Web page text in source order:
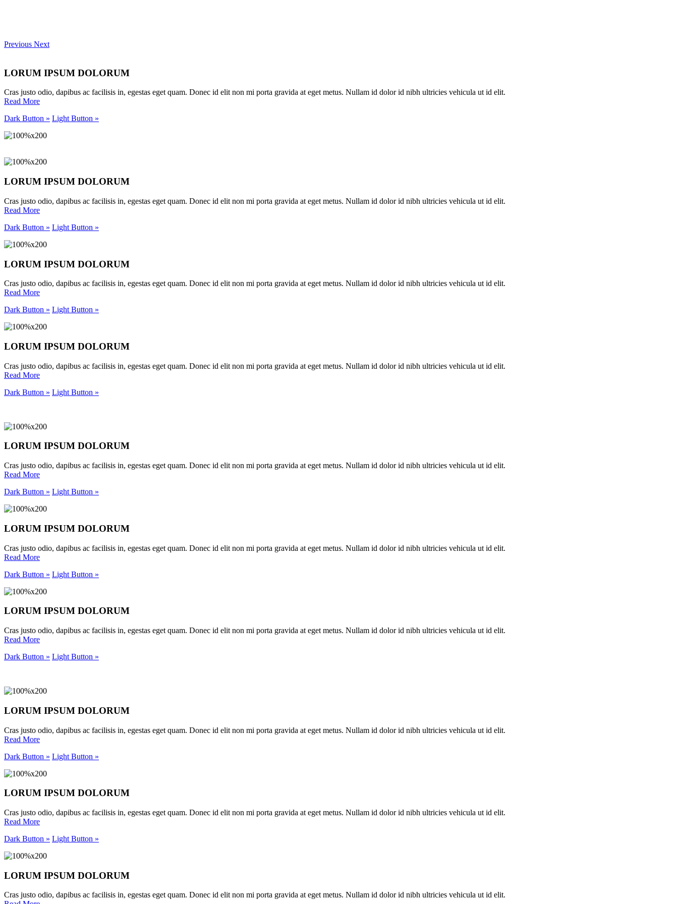
Previous Next
LORUM IPSUM DOLORUM
Cras justo odio, dapibus ac facilisis in, egestas eget quam. Donec id elit non mi porta gravida at eget metus. Nullam id dolor id nibh ultricies vehicula ut id elit.
Read More
Dark Button » Light Button »
LORUM IPSUM DOLORUM
Cras justo odio, dapibus ac facilisis in, egestas eget quam. Donec id elit non mi porta gravida at eget metus. Nullam id dolor id nibh ultricies vehicula ut id elit.
Read More
Dark Button » Light Button »
LORUM IPSUM DOLORUM
Cras justo odio, dapibus ac facilisis in, egestas eget quam. Donec id elit non mi porta gravida at eget metus. Nullam id dolor id nibh ultricies vehicula ut id elit.
Read More
Dark Button » Light Button »
LORUM IPSUM DOLORUM
Cras justo odio, dapibus ac facilisis in, egestas eget quam. Donec id elit non mi porta gravida at eget metus. Nullam id dolor id nibh ultricies vehicula ut id elit.
Read More
Dark Button » Light Button »
LORUM IPSUM DOLORUM
Cras justo odio, dapibus ac facilisis in, egestas eget quam. Donec id elit non mi porta gravida at eget metus. Nullam id dolor id nibh ultricies vehicula ut id elit.
Read More
Dark Button » Light Button »
LORUM IPSUM DOLORUM
Cras justo odio, dapibus ac facilisis in, egestas eget quam. Donec id elit non mi porta gravida at eget metus. Nullam id dolor id nibh ultricies vehicula ut id elit.
Read More
Dark Button » Light Button »
LORUM IPSUM DOLORUM
Cras justo odio, dapibus ac facilisis in, egestas eget quam. Donec id elit non mi porta gravida at eget metus. Nullam id dolor id nibh ultricies vehicula ut id elit.
Read More
Dark Button » Light Button »
LORUM IPSUM DOLORUM
Cras justo odio, dapibus ac facilisis in, egestas eget quam. Donec id elit non mi porta gravida at eget metus. Nullam id dolor id nibh ultricies vehicula ut id elit.
Read More
Dark Button » Light Button »
LORUM IPSUM DOLORUM
Cras justo odio, dapibus ac facilisis in, egestas eget quam. Donec id elit non mi porta gravida at eget metus. Nullam id dolor id nibh ultricies vehicula ut id elit.
Read More
Dark Button » Light Button »
LORUM IPSUM DOLORUM
Cras justo odio, dapibus ac facilisis in, egestas eget quam. Donec id elit non mi porta gravida at eget metus. Nullam id dolor id nibh ultricies vehicula ut id elit.